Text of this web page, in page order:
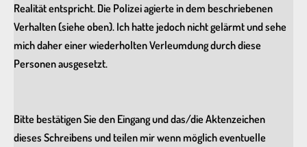
Realität entspricht. Die Polizei agierte in dem beschriebenen
Verhalten (siehe oben). Ich hatte jedoch nicht gelärmt und sehe
mich daher einer wiederholten Verleumdung durch diese
Personen ausgesetzt.
Bitte bestätigen Sie den Eingang und das/die Aktenzeichen
dieses Schreibens und teilen mir wenn möglich eventuelle